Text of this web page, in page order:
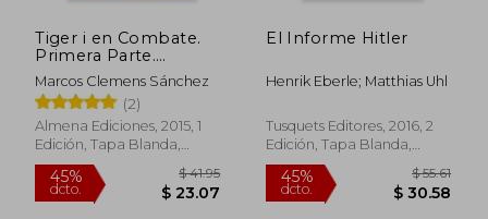
45% $ 40.27 45% $
Tiger i en Combate.
Primera Parte.
Desarrollo y
Producción
(Imagenes de Guerra)
Marcos Clemens Sánchez
(2)
Almena Ediciones, 2015, 1
Edición, Tapa Blanda,
Nuevo
El Informe Hitler
Henrik Eberle; Matthias Uhl
Tusquets Editores, 2016, 2
Edición, Tapa Blanda,
Nuevo